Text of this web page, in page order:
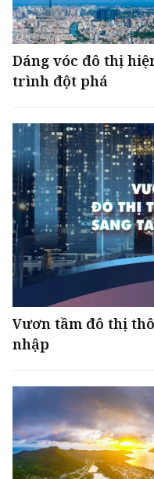
Dáng vóc đô thị
trình đột phá
Vươn tầm đô thị
nhập